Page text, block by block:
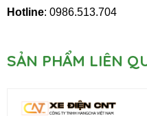
Hotline: 0986.513.704
SẢN PHẨM LIÊN